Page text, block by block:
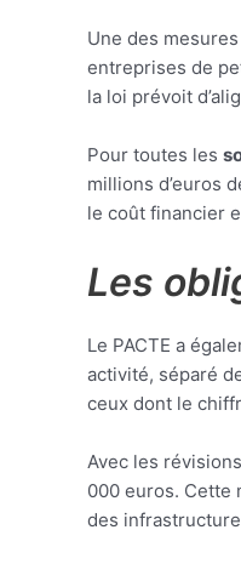
Une des
entreprises de
la loi prévoit
Pour toutes les
millions d’euros
le coût financier
Les
Le PACTE a
activité, séparé
ceux dont le
Avec les
000 euros. Cette
des